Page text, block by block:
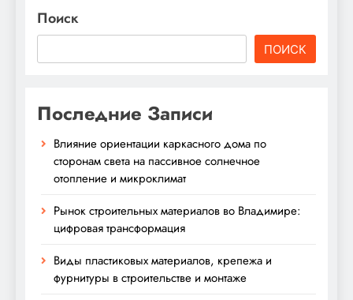
Поиск
ПОИСК
Последние Записи
Влияние ориентации каркасного дома по
сторонам света на пассивное солнечное
отопление и микроклимат
Рынок строительных материалов во Владимире:
цифровая трансформация
Виды пластиковых материалов, крепежа и
фурнитуры в строительстве и монтаже